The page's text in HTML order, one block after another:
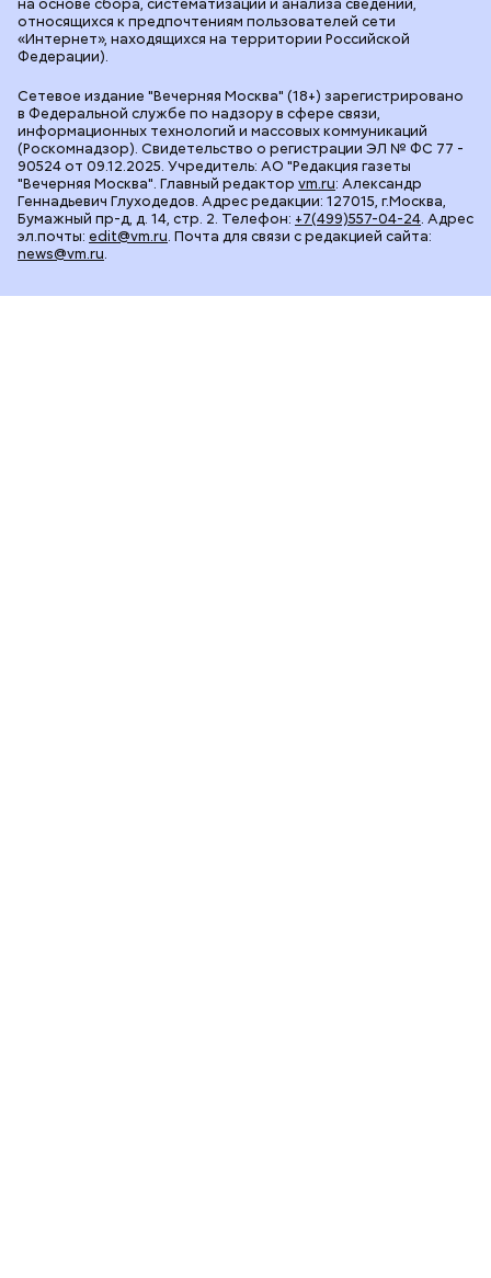
Сетевое издание "Вечерняя Москва" (18+) зарегистрировано
в Федеральной службе по надзору в сфере связи,
информационных технологий и массовых коммуникаций
(Роскомнадзор). Свидетельство о регистрации ЭЛ № ФС 77 -
90524 от 09.12.2025. Учредитель: АО "Редакция газеты
"Вечерняя Москва". Главный редактор vm.ru: Александр
Геннадьевич Глуходедов. Адрес редакции: 127015, г.Москва,
Бумажный пр-д, д. 14, стр. 2. Телефон: +7(499)557-04-24. Адрес
эл.почты: edit@vm.ru. Почта для связи с редакцией сайта:
news@vm.ru.
на основе сбора, систематизации и анализа сведений,
относящихся к предпочтениям пользователей сети
«Интернет», находящихся на территории Российской
Федерации).